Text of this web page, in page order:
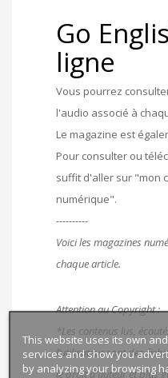
Go
ligne
Vous pourrez
l'audio associé à
Le magazine est
Pour consulter ou
suffit d'aller sur "mon
numérique".
----------
Voici les magazines
chaque article.
Attention au Copyright :
*Les contenus lus,
l’utilisateur sont des
le droit d’auteur et plus
This website uses its own
services and show you
by analyzing your browsing